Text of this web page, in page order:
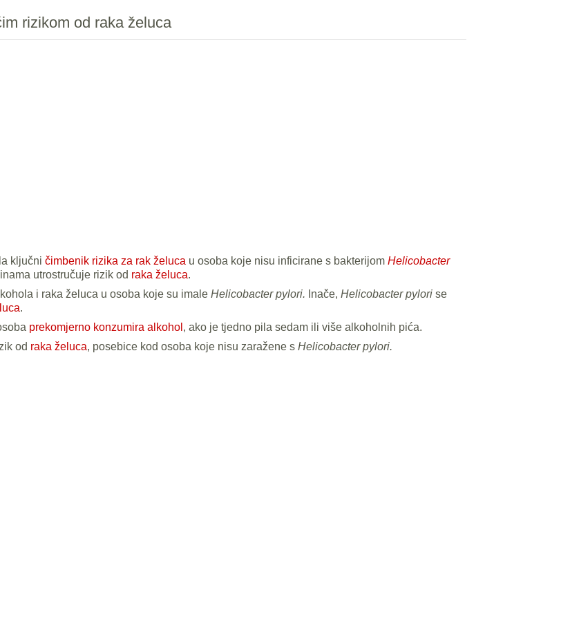
rizikom od raka želuca
ključni čimbenik rizika za rak želuca u osoba koje nisu inficirane s bakterijom Helicobacter
utrostručuje rizik od raka želuca.
i raka želuca u osoba koje su imale Helicobacter pylori. Inače, Helicobacter pylori se
.
prekomjerno konzumira alkohol , ako je tjedno pila sedam ili više alkoholnih pića.
od raka želuca, posebice kod osoba koje nisu zaražene s Helicobacter pylori.